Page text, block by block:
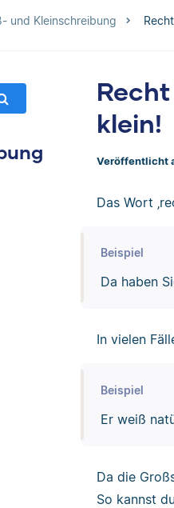
und Kleinschreibung
klein!
Veröffentlicht
Das Wort
Beispiel
Da haben
In vielen
Beispiel
Er weiß
Da die
So kannst